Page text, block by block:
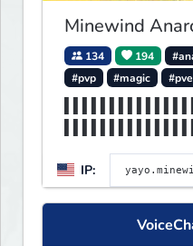
Minewind
134 194
#pvp
#magic #pve
IP: